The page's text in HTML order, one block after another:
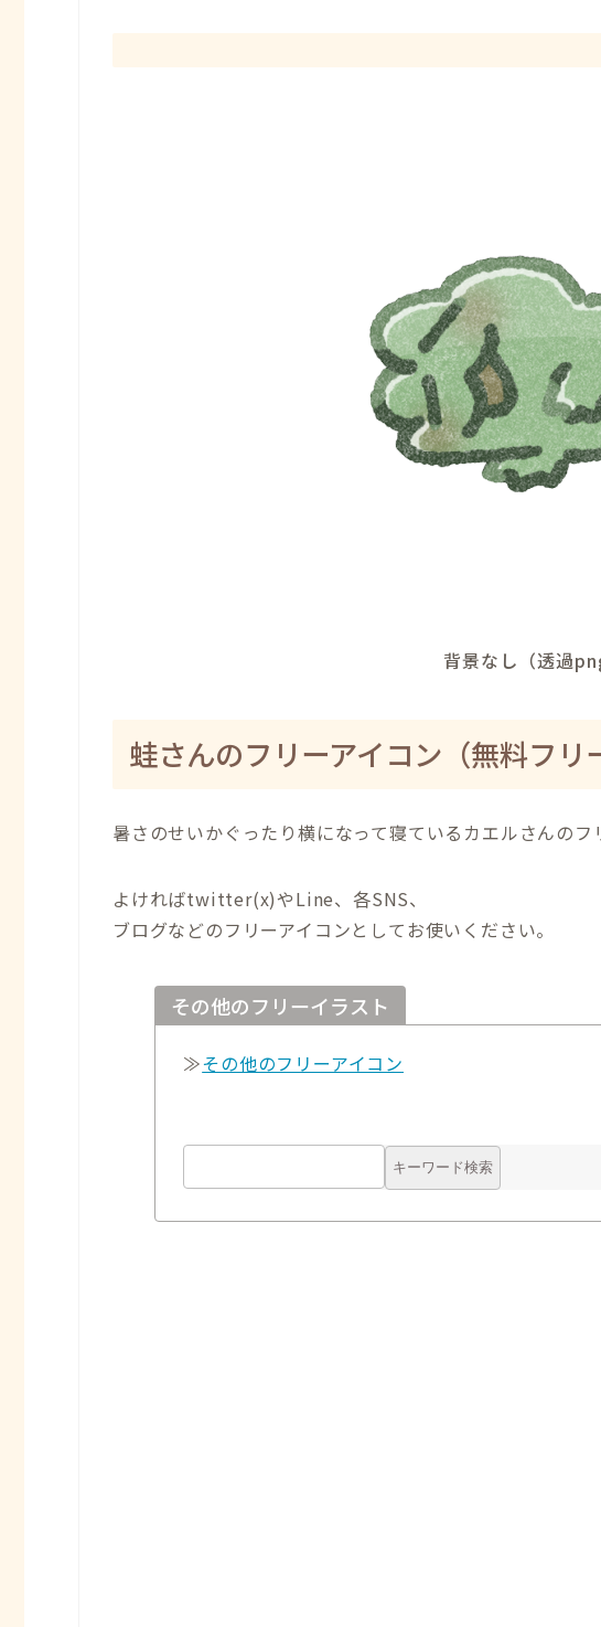
背景なし（透過
蛙さんのフリーアイコン（無料フリ
暑さのせいかぐったり横になって寝ているカエルさんのフ
よければtwitter(x)やLine、各SNS、
ブログなどのフリーアイコンとしてお使いください。
その他のフリーイラスト
≫その他のフリーアイコン